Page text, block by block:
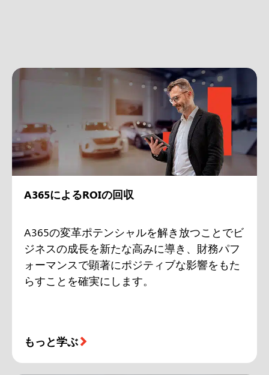
A365によるROIの回収
A365の変革ポテンシャルを解き放つことでビ
ジネスの成長を新たな高みに導き、財務パフ
ォーマンスで顕著にポジティブな影響をもた
らすことを確実にします。
もっと学ぶ